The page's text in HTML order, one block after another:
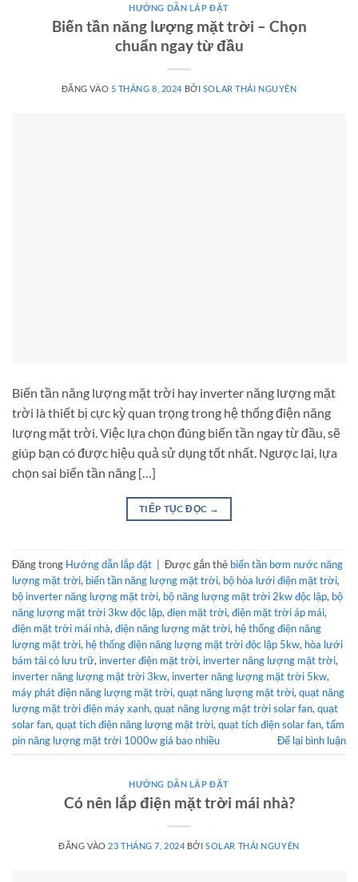
HƯỚNG DẪN LẮP ĐẶT
Biến tần năng lượng mặt trời – Chọn
chuẩn ngay từ đầu
ĐĂNG VÀO 5 THÁNG 8, 2024 BỞI SOLAR THÁI NGUYÊN
Biến tần năng lượng mặt trời hay inverter năng lượng mặt
trời là thiết bị cực kỳ quan trọng trong hệ thống điện năng
lượng mặt trời. Việc lựa chọn đúng biến tần ngay từ đầu, sẽ
giúp bạn có được hiệu quả sử dụng tốt nhất. Ngược lại, lựa
chọn sai biến tần năng […]
TIẾP TỤC ĐỌC →
Đăng trong Hướng dẫn lắp đặt Được gắn thẻ biến tần bơm nước năng
lượng mặt trời, biến tần năng lượng mặt trời, bộ hòa lưới điện mặt trời,
bộ inverter năng lượng mặt trời, bộ năng lượng mặt trời 2kw độc lập, bộ
năng lượng mặt trời 3kw độc lập, điẹn mặt trời, điện mặt trời áp mái,
điện mặt trời mái nhà, điện năng lượng mặt trời, hệ thống điện năng
lượng mặt trời, hệ thống điện năng lượng mặt trời độc lập 5kw, hòa lưới
bám tải có lưu trữ, inverter điện mặt trời, inverter năng lượng mặt trời,
inverter năng lượng mặt trời 3kw, inverter năng lượng mặt trời 5kw,
máy phát điện năng lượng mặt trời, quạt năng lượng mặt trời, quạt năng
lượng mặt trời điện máy xanh, quạt năng lượng mặt trời solar fan, quạt
solar fan, quạt tích điện năng lượng mặt trời, quạt tích điện solar fan, tấm
pin năng lượng mặt trời 1000w giá bao nhiều
Để lại bình luận
HƯỚNG DẪN LẮP ĐẶT
Có nên lắp điện mặt trời mái nhà?
ĐĂNG VÀO 23 THÁNG 7, 2024 BỞISOLAR THÁI NGUYÊN